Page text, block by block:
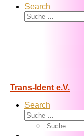
Search
Suche
Trans-Ident e.V.
Search
Suche
Suche